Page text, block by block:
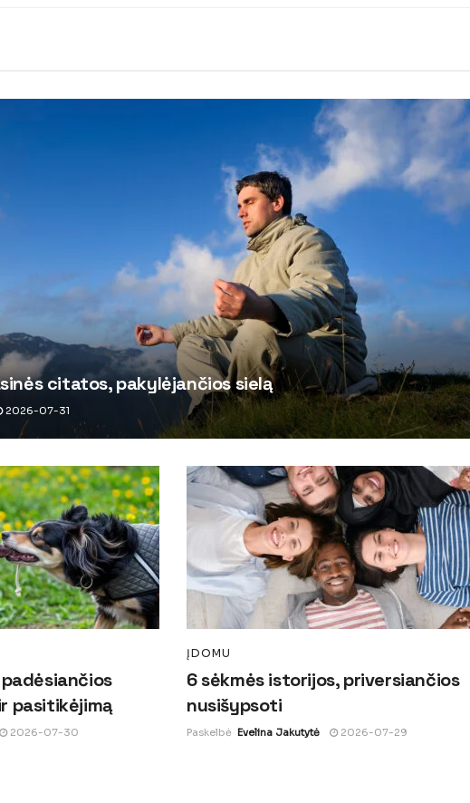
citatos, pakylėjančios sielą
2026-07-31
pasitikėjimą
2026-07-30
ĮDOMU
6 sėkmės istorijos, priversiančios
nusišypsoti
Paskelbė Evelina Jakutytė 2026-07-29